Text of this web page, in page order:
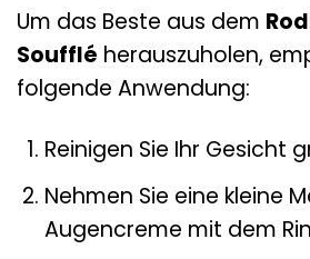
Um das Beste aus dem
Soufflé herauszuholen,
folgende Anwendung:
Reinigen Sie Ihr Gesicht
Nehmen Sie eine kleine
Augencreme mit dem